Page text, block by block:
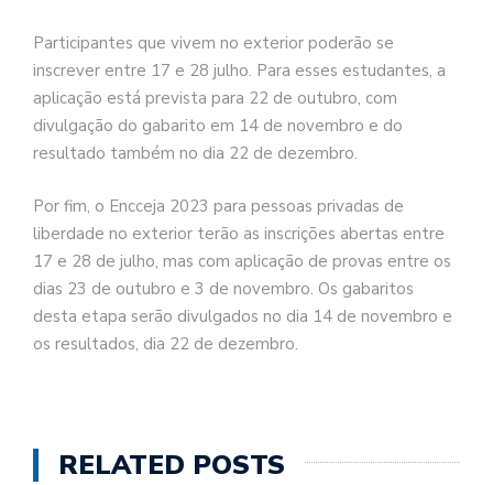
Participantes que vivem no exterior poderão se
inscrever entre 17 e 28 julho. Para esses estudantes, a
aplicação está prevista para 22 de outubro, com
divulgação do gabarito em 14 de novembro e do
resultado também no dia 22 de dezembro.
Por fim, o Encceja 2023 para pessoas privadas de
liberdade no exterior terão as inscrições abertas entre
17 e 28 de julho, mas com aplicação de provas entre os
dias 23 de outubro e 3 de novembro. Os gabaritos
desta etapa serão divulgados no dia 14 de novembro e
os resultados, dia 22 de dezembro.
RELATED POSTS